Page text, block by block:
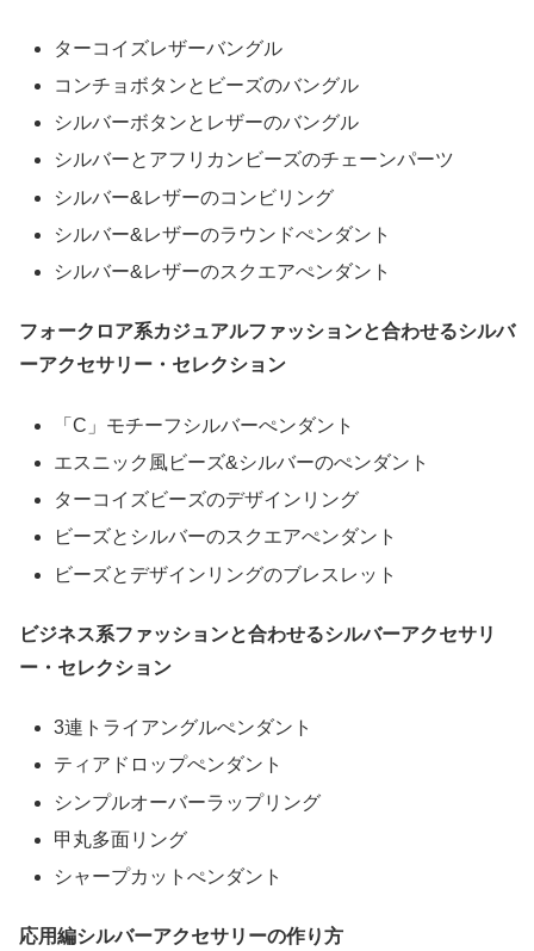
ターコイズレザーバングル
コンチョボタンとビーズのバングル
シルバーボタンとレザーのバングル
シルバーとアフリカンビーズのチェーンパーツ
シルバー&レザーのコンビリング
シルバー&レザーのラウンドぺンダント
シルバー&レザーのスクエアぺンダント
フォークロア系カジュアルファッションと合わせるシルバ
ーアクセサリー・セレクション
「C」モチーフシルバーぺンダント
エスニック風ビーズ&シルバーのぺンダント
ターコイズビーズのデザインリング
ビーズとシルバーのスクエアぺンダント
ビーズとデザインリングのブレスレット
ビジネス系ファッションと合わせるシルバーアクセサリ
ー・セレクション
3連トライアングルぺンダント
ティアドロップぺンダント
シンプルオーバーラップリング
甲丸多面リング
シャープカットぺンダント
応用編シルバーアクセサリーの作り方